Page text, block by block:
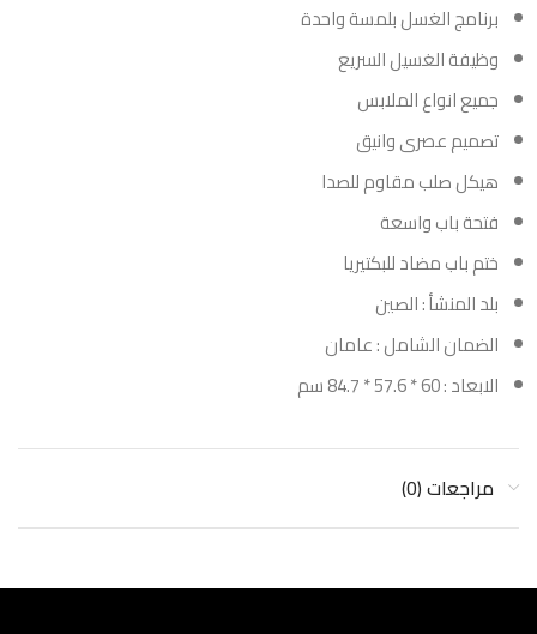
برنامج الغسل بلمسة واحدة
وظيفة الغسيل السريع
جميع انواع الملابس
تصميم عصرى وانيق
هيكل صلب مقاوم للصدا
فتحة باب واسعة
ختم باب مضاد للبكتيريا
بلد المنشأ : الصين
الضمان الشامل : عامان
الابعاد : 60 * 57.6 * 84.7 سم
مراجعات (0)